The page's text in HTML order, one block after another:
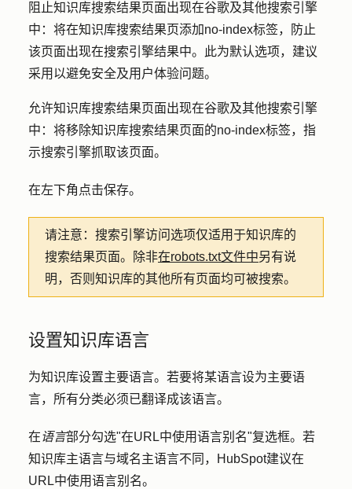
阻止知识库搜索结果页面出现在谷歌及其他搜索引擎
中： 将在知识库搜索结果页添加no-index标签，防止
该页面出现在搜索引擎结果中。此为默认选项，建议
采用以避免安全及用户体验问题。
允许知识库搜索结果页面出现在谷歌及其他搜索引擎
中： 将移除知识库搜索结果页面的no-index标签，指
示搜索引擎抓取该页面。
在左下角点击保存。
请注意： 搜索引擎访问选项仅适用于知识库的
搜索结果页面。除非在robots.txt文件中另有说
明，否则知识库的其他所有页面均可被搜索。
设置知识库语言
为知识库设置主要语言。若要将某语言设为主要语
言，所有分类必须已翻译成该语言。
在语言部分勾选"在URL中使用语言别名"复选框。若
知识库主语言与域名主语言不同，HubSpot建议在
URL中使用语言别名。